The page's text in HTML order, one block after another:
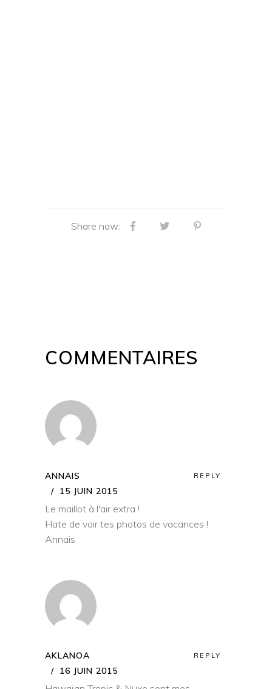
Share now:
COMMENTAIRES
ANNAIS
15 JUIN 2015
REPLY
Le maillot à l'air extra !
Hate de voir tes photos de vacances !
Annais
AKLANOA
16 JUIN 2015
REPLY